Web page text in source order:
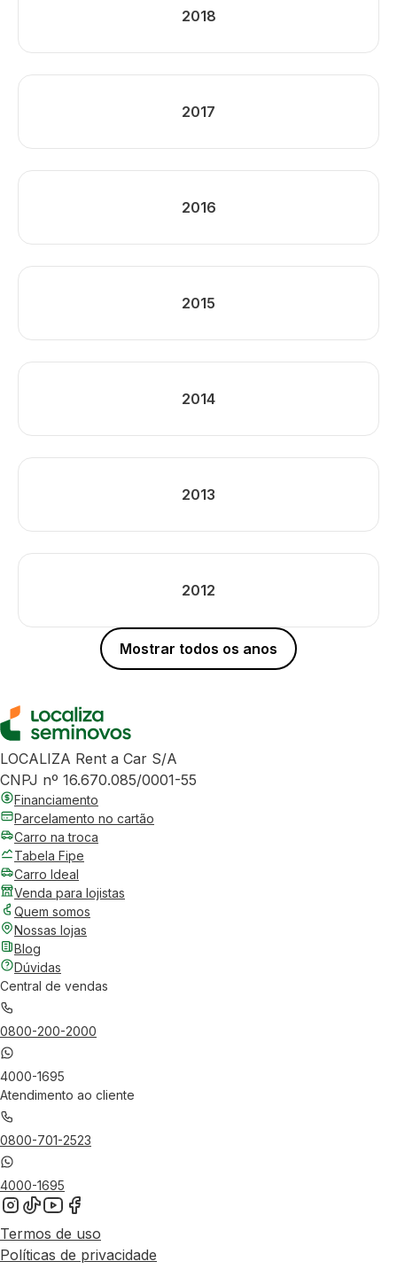
2018
2017
2016
2015
2014
2013
2012
Mostrar todos os anos
LOCALIZA Rent a Car S/A
CNPJ nº 16.670.085/0001-55
Financiamento
Parcelamento no cartão
Carro na troca
Tabela Fipe
Carro Ideal
Venda para lojistas
Quem somos
Nossas lojas
Blog
Dúvidas
Central de vendas
0800-200-2000
4000-1695
Atendimento ao cliente
0800-701-2523
4000-1695
Termos de uso
Políticas de privacidade